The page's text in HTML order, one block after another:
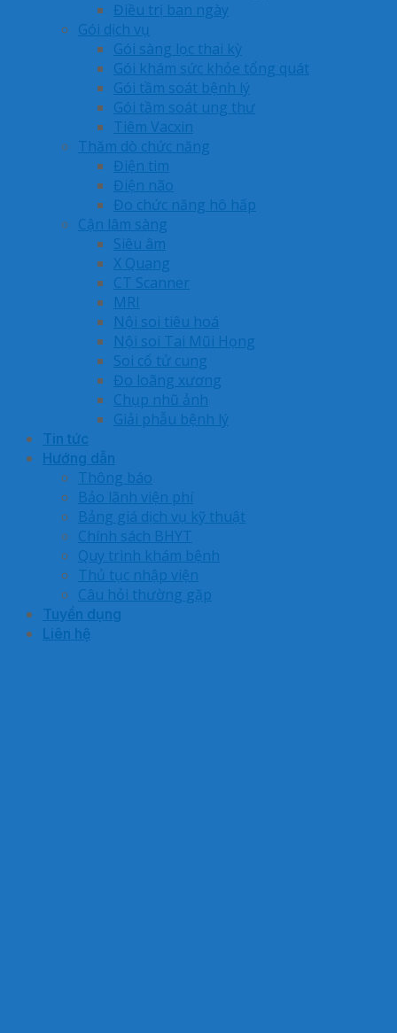
Điều trị ban ngày
Gói dịch vụ
Gói sàng lọc thai kỳ
Gói khám sức khỏe tổng quát
Gói tầm soát bệnh lý
Gói tầm soát ung thư
Tiêm Vacxin
Thăm dò chức năng
Điện tim
Điện não
Đo chức năng hô hấp
Cận lâm sàng
Siêu âm
X Quang
CT Scanner
MRI
Nội soi tiêu hoá
Nội soi Tai Mũi Họng
Soi cổ tử cung
Đo loãng xương
Chụp nhũ ảnh
Giải phẫu bệnh lý
Tin tức
Hướng dẫn
Thông báo
Bảo lãnh viện phí
Bảng giá dịch vụ kỹ thuật
Chính sách BHYT
Quy trình khám bệnh
Thủ tục nhập viện
Câu hỏi thường gặp
Tuyển dụng
Liên hệ